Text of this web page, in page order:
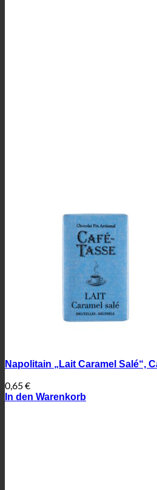
Napolitain „Lait Caramel Salé“,
0,65€
In den Warenkorb